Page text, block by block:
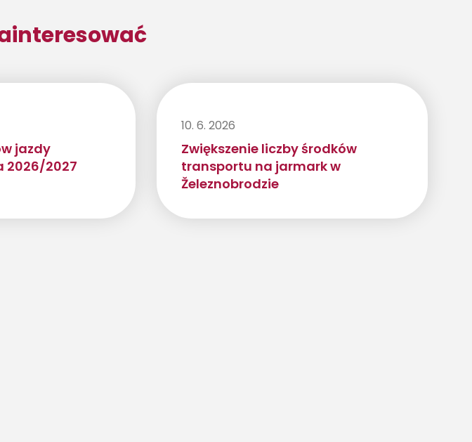
jazdy
2026/2027
10. 6. 2026
Zwiększenie liczby środków
transportu na jarmark w
Železnobrodzie